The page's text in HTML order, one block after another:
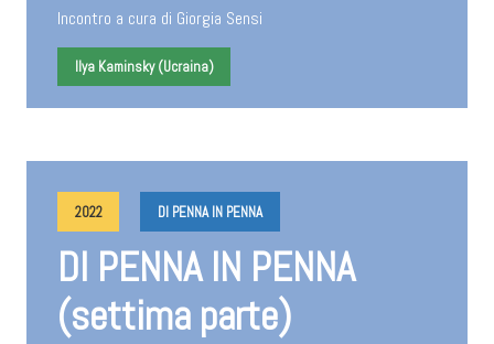
Incontro a cura di Giorgia Sensi
Ilya Kaminsky (Ucraina)
2022 DI PENNA IN PENNA
DI PENNA IN PENNA
(settima parte)